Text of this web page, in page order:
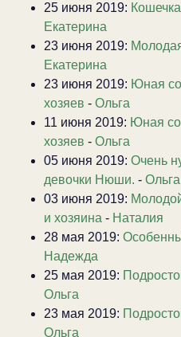
25 июня 2019:
Екатерина
23 июня 2019:
Екатерина
23 июня 2019: Юная
хозяев - Ольга
11 июня 2019: Юная
хозяев - Ольга
05 июня 2019: Очень
девочки Нюши. - Ольга
03 июня 2019:
и хозяина - Наталия
28 мая 2019:
Надежда
25 мая 2019:
Ольга
23 мая 2019:
Ольга